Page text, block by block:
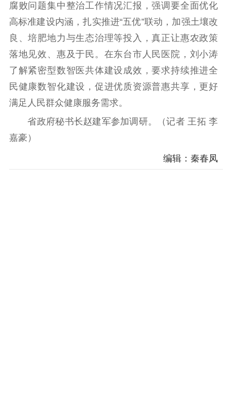
机关党建
党建要闻 学习在线
文化人才
紫金人才 职称评审
数据资源
公共服务
登记服务
腐败问题集中整治工作情况汇报，强调要全面优化
高标准建设内涵，扎实推进“五优”联动，加强土壤改
良、培肥地力与生态治理等投入，真正让惠农政策
落地见效、惠及于民。在东台市人民医院，刘小涛
了解紧密型数智医共体建设成效，要求持续推进全
民健康数智化建设，促进优质资源普惠共享，更好
满足人民群众健康服务需求。
省政府秘书长赵建军参加调研。（记者 王拓 李
嘉豪）
编辑：秦春凤